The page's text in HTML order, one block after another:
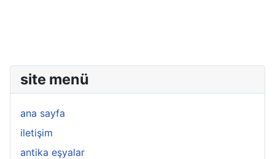
site menü
ana sayfa
iletişim
antika eşyalar